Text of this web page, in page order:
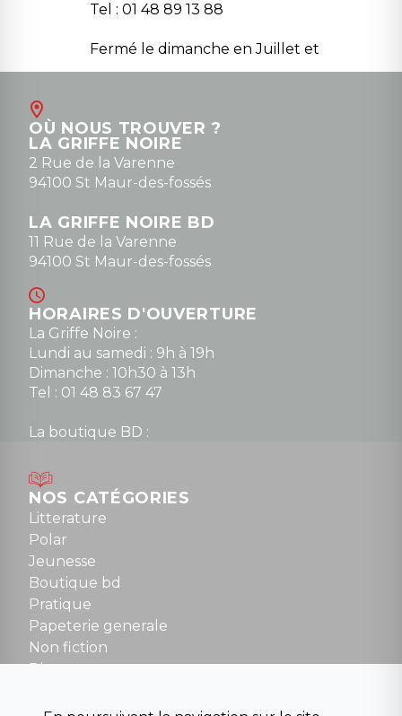
Tel : 01 48 89 13 88
Fermé le dimanche en Juillet et
Août
contact@la-griffe-noire.com
0148836747
OÙ NOUS TROUVER ?
LA GRIFFE NOIRE
2 Rue de la Varenne
94100 St Maur-des-fossés
LA GRIFFE NOIRE BD
11 Rue de la Varenne
94100 St Maur-des-fossés
HORAIRES D'OUVERTURE
La Griffe Noire :
Lundi au samedi : 9h à 19h
Dimanche : 10h30 à 13h
Tel : 01 48 83 67 47
La boutique BD :
Mardi au samedi : 10h à 13h / 14h à 19h
Dimanche : 10h30 à 12h30
Tel : 01 48 89 13 88
NOUS CONTACTER
contact@la-griffe-noire.com
NOS CATÉGORIES
Litterature
Polar
Jeunesse
Boutique bd
Pratique
Papeterie generale
Non fiction
Divers
Beaux livres et art